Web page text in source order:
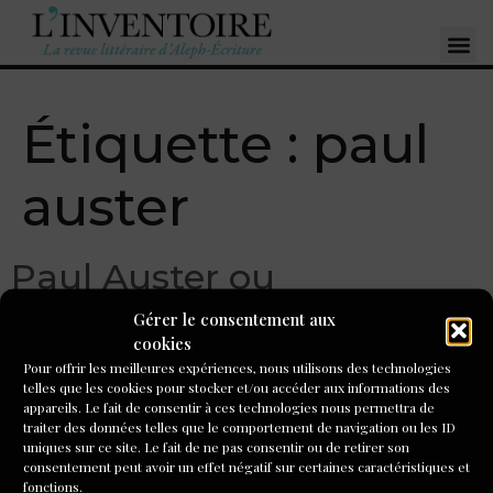
Gérer le consentement aux
cookies
Pour offrir les meilleures expériences, nous utilisons des technologies
telles que les cookies pour stocker et/ou accéder aux informations des
appareils. Le fait de consentir à ces technologies nous permettra de
traiter des données telles que le comportement de navigation ou les ID
uniques sur ce site. Le fait de ne pas consentir ou de retirer son
consentement peut avoir un effet négatif sur certaines caractéristiques et
fonctions.
Étiquette : paul
auster
Paul Auster ou
l’universalité d’un
autoportrait, par Georgia
Makhlouf
Je ne sais pas d’où me viennent mes livres. Ils naissent
dans mon inconscient et écrire, c’est comme trouver son